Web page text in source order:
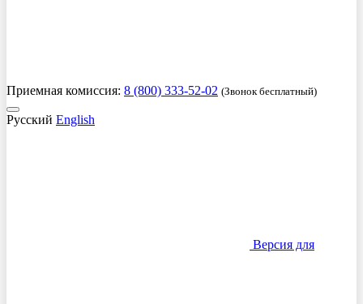
Приемная комиссия: 8 (800) 333-52-02 (Звонок бесплатный)
Русский English
Версия для